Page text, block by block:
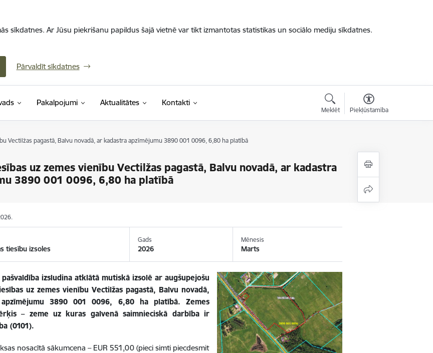
sīkdatnes. Ar Jūsu piekrišanu papildus šajā vietnē var tikt izmantotas statistikas un sociālo mediju sīkdatnes.
Pārvaldīt sīkdatnes
Pakalpojumi Aktualitātes Kontakti
Meklēt Piekļūstamība
Vectilžas pagastā, Balvu novadā, ar kadastra apzīmējumu 3890 001 0096, 6,80 ha platībā
uz zemes vienību Vectilžas pagastā, Balvu novadā, ar kadastra
3890 001 0096, 6,80 ha platībā
tiesību izsoles
Gads
2026
Mēnesis
Marts
izsludina atklātā mutiskā izsolē ar augšupejošu
uz zemes vienību Vectilžas pagastā, Balvu novadā,
3890 001 0096, 6,80 ha platībā. Zemes
– zeme uz kuras galvenā saimnieciskā darbība ir
(0101).
nosacītā sākumcena – EUR551,00 (pieci simti piecdesmit